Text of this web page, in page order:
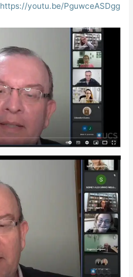
https://youtu.be/PguwceASDgg